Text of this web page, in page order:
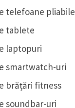
telefoane pliabile
tablete
laptopuri
smartwatch-uri
brățări fitness
soundbar-uri